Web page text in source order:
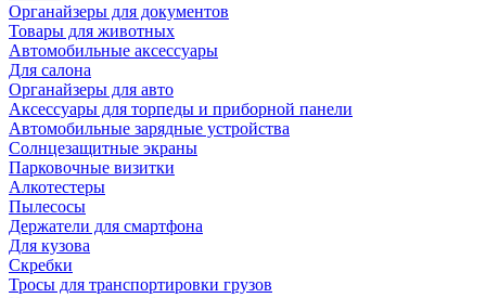
Органайзеры для документов
Товары для животных
Автомобильные аксессуары
Для салона
Органайзеры для авто
Аксессуары для торпеды и приборной панели
Автомобильные зарядные устройства
Солнцезащитные экраны
Парковочные визитки
Алкотестеры
Пылесосы
Держатели для смартфона
Для кузова
Скребки
Тросы для транспортировки грузов